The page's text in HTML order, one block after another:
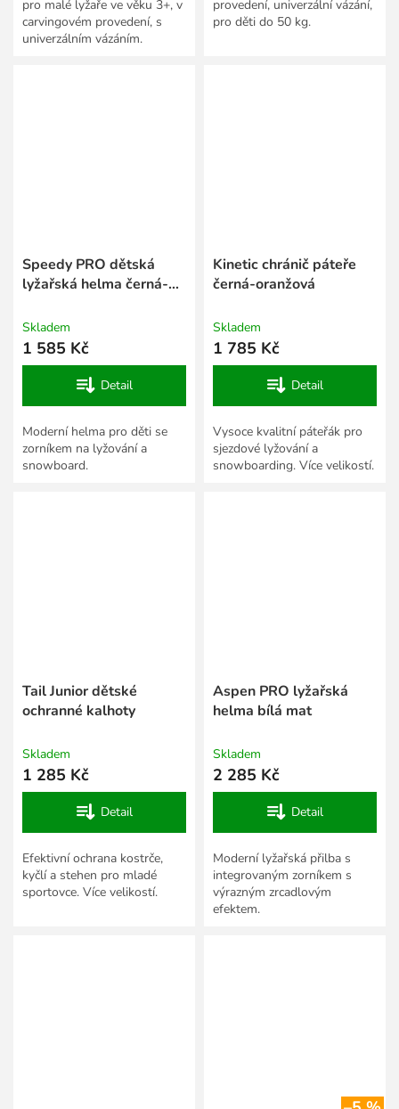
pro malé lyžaře ve věku 3+, v
carvingovém provedení, s
univerzálním vázáním.
provedení, univerzální vázání,
pro děti do 50 kg.
Speedy PRO dětská
lyžařská helma černá-
Skladem
1 585 Kč
Detail
Moderní helma pro děti se
zorníkem na lyžování a
snowboard.
Kinetic chránič páteře
černá-oranžová
Skladem
1 785 Kč
Detail
Vysoce kvalitní páteřák pro
sjezdové lyžování a
snowboarding. Více velikostí.
Tail Junior dětské
ochranné kalhoty
Skladem
1 285 Kč
Detail
Efektivní ochrana kostrče,
kyčlí a stehen pro mladé
sportovce. Více velikostí.
Aspen PRO lyžařská
helma bílá mat
Skladem
2 285 Kč
Detail
Moderní lyžařská přilba s
integrovaným zorníkem s
výrazným zrcadlovým
efektem.